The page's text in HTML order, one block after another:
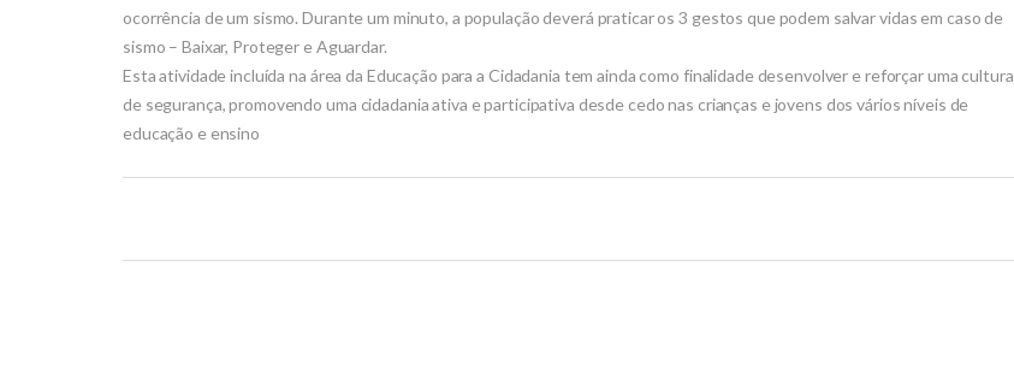
ocorrência de um sismo. Durante um minuto, a população deverá praticar os 3 gestos que podem salvar vidas em caso de
sismo – Baixar, Proteger e Aguardar.
Esta atividade incluída na área da Educação para a Cidadania tem ainda como finalidade desenvolver e reforçar uma cultura
de segurança, promovendo uma cidadania ativa e participativa desde cedo nas crianças e jovens dos vários níveis de
educação e ensino